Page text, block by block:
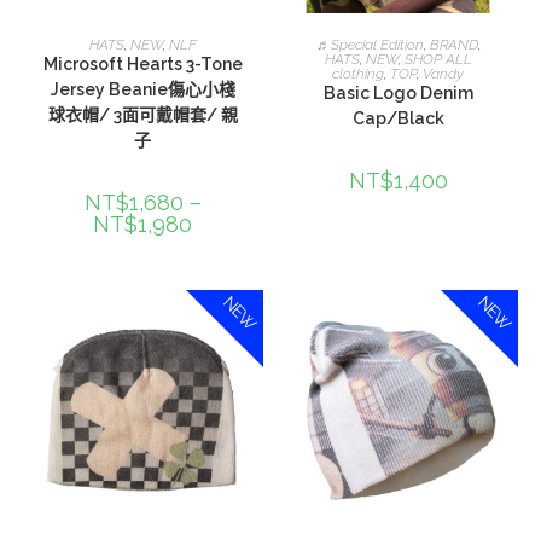
選擇規格
HATS, NEW, NLF
Microsoft Hearts 3-Tone
Jersey Beanie傷心小棧
球衣帽/ 3面可戴帽套/ 親
子
NT$1,680 –
NT$1,980
加入購物車
♬Special Edition, BRAND,
HATS, NEW, SHOP ALL
clothing, TOP, Vandy
Basic Logo Denim
Cap/Black
NT$1,400
NEW NEW